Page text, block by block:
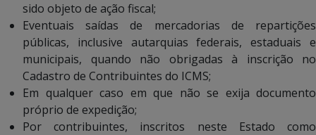
sido objeto de ação fiscal;
Eventuais saídas de mercadorias de repartições
públicas, inclusive autarquias federais, estaduais e
municipais, quando não obrigadas à inscrição no
Cadastro de Contribuintes do ICMS;
Em qualquer caso em que não se exija documento
próprio de expedição;
Por contribuintes, inscritos neste Estado como